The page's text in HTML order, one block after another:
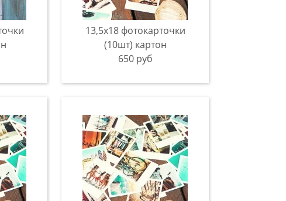
13,5х18 фотокарточки
(10шт) картон
650 руб